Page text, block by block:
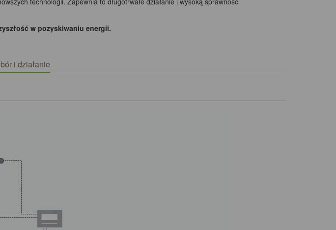
w pozyskiwaniu energii.
i działanie